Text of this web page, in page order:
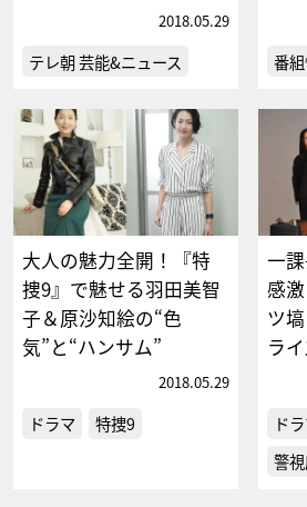
2018.05.29
テレ朝 芸能&ニュース 番
大人の魅力全開！『特
捜9』で魅せる羽田美智
子＆原沙知絵の“色
気”と“ハンサム”
2018.05.29
ドラマ 特捜9
一
感
ツ
ラ
ド
警